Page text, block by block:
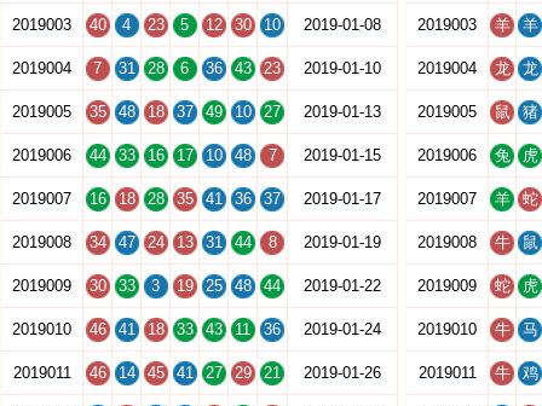
2019003 40 4 23 5 12 30 10 2019-01-08
2019004 7 31 28 6 36 43 23 2019-01-10
2019005 35 48 18 37 49 10 27 2019-01-13
2019006 44 33 16 17 10 48 7 2019-01-15
2019007 16 18 28 35 41 36 37 2019-01-17
2019008 34 47 24 13 31 44 8 2019-01-19
2019009 30 33 3 19 25 48 44 2019-01-22
2019010 46 41 18 33 43 11 36 2019-01-24
2019011 46 14 45 41 27 29 21 2019-01-26
2019003 羊 羊
2019004 龙 龙
2019005 鼠 猪
2019006 兔 虎
2019007 羊 蛇
2019008 牛 鼠
2019009 蛇 虎
2019010 牛 马
2019011 牛 鸡